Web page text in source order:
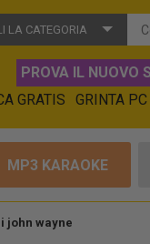
LA CATEGORIA
PROVA IL NUOVO
GRATIS
GRINTA PC
MP3 KARAOKE
john wayne